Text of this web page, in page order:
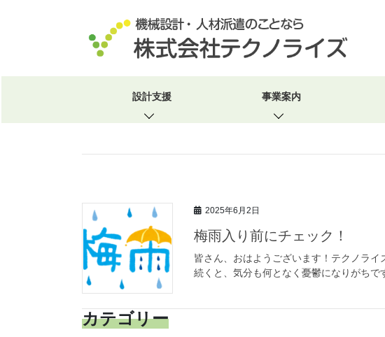
へ
ッ
ョ
移
設計支援 事業案内
雨の日を楽しむ
2025年6月2日
梅雨入り前にチェック！
皆さん、おはようございます！テクノラ
続くと、気分も何となく憂鬱になりがち
カテゴリー